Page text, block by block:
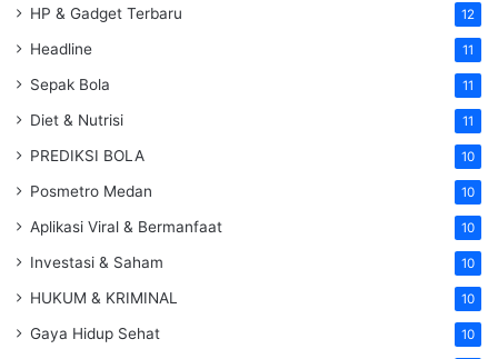
HP & Gadget Terbaru 12
Headline 11
Sepak Bola 11
Diet & Nutrisi 11
PREDIKSI BOLA 10
Posmetro Medan 10
Aplikasi Viral & Bermanfaat 10
Investasi & Saham 10
HUKUM & KRIMINAL 10
Gaya Hidup Sehat 10